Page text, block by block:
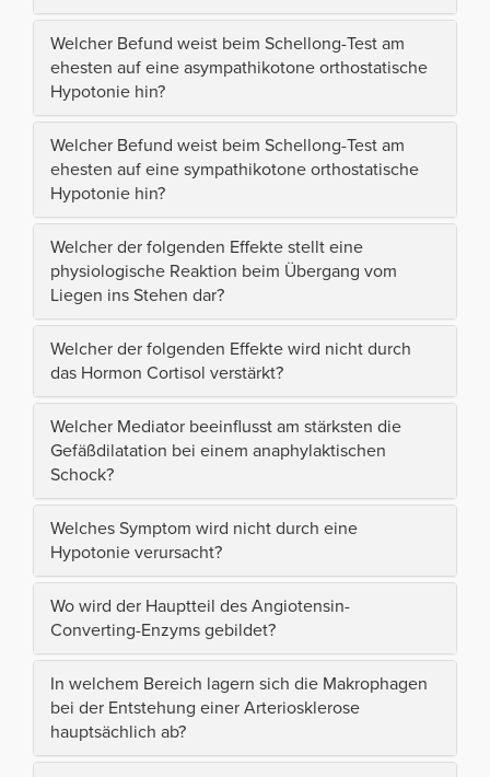
Welcher Befund weist beim Schellong-Test am
ehesten auf eine asympathikotone orthostatische
Hypotonie hin?
Welcher Befund weist beim Schellong-Test am
ehesten auf eine sympathikotone orthostatische
Hypotonie hin?
Welcher der folgenden Effekte stellt eine
physiologische Reaktion beim Übergang vom
Liegen ins Stehen dar?
Welcher der folgenden Effekte wird nicht durch
das Hormon Cortisol verstärkt?
Welcher Mediator beeinflusst am stärksten die
Gefäßdilatation bei einem anaphylaktischen
Schock?
Welches Symptom wird nicht durch eine
Hypotonie verursacht?
Wo wird der Hauptteil des Angiotensin-
Converting-Enzyms gebildet?
In welchem Bereich lagern sich die Makrophagen
bei der Entstehung einer Arteriosklerose
hauptsächlich ab?